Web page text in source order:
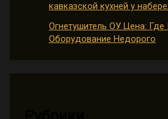
кавказской кухней у
Огнетушитель ОУ Цена: Где
Оборудование Недорого